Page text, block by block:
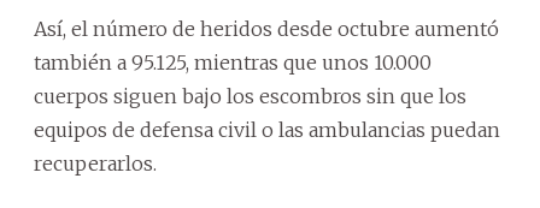
Así, el número de heridos desde octubre aumentó
también a 95.125, mientras que unos 10.000
cuerpos siguen bajo los escombros sin que los
equipos de defensa civil o las ambulancias puedan
recuperarlos.